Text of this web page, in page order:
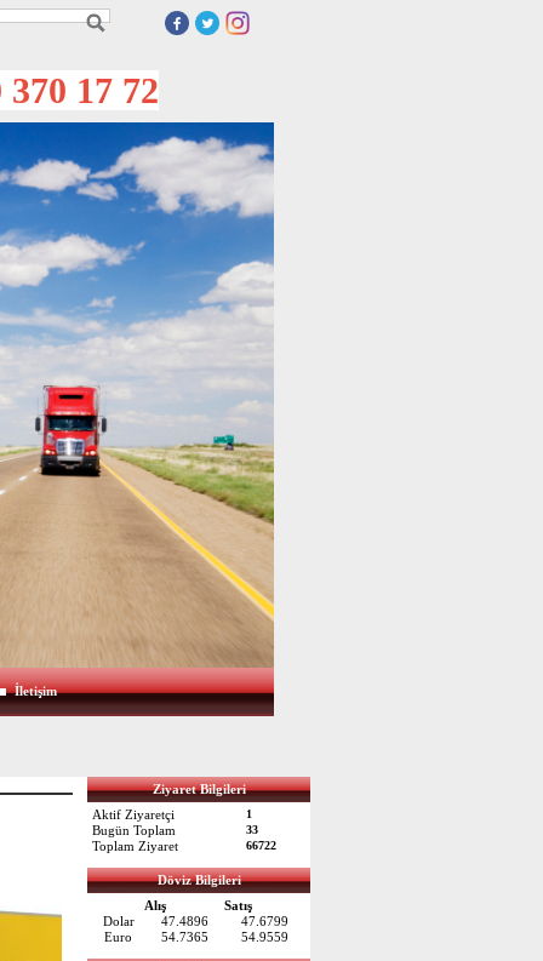
17 72
İletişim
Ziyaret Bilgileri
Aktif Ziyaretçi
1
Bugün Toplam 33
Toplam Ziyaret 66722
Döviz Bilgileri
Alış
Satış
Dolar
47.4896
47.6799
Euro
54.7365 54.9559